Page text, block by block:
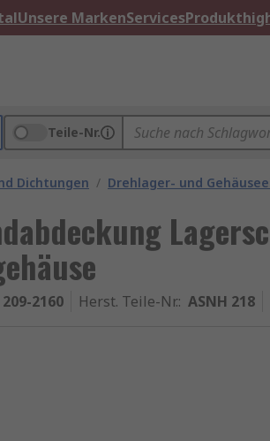
Unsere MarkenServices
Teile-Nr.
Dichtungen / Drehlager- und
209-2160 Herst. Teile-Nr.: ASNH 218